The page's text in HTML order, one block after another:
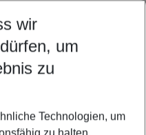
Wünschen
wir
um
zu
Technologien, um